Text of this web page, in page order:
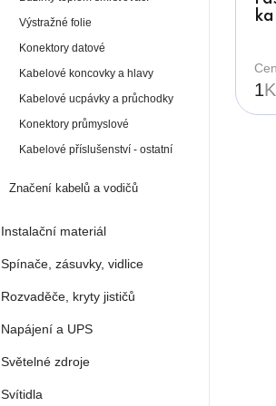
1
Výstražné folie
Konektory datové
Kabelové koncovky a hlavy
Kabelové ucpávky a průchodky
Konektory průmyslové
Kabelové příslušenství - ostatní
Značení kabelů a vodičů
Instalační materiál
Spínače, zásuvky, vidlice
Rozvaděče, kryty jističů
Napájení a UPS
Světelné zdroje
Svítidla